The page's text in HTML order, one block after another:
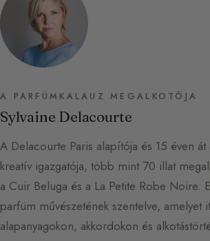
A PARFÜMKALAUZ MEGALKOTÓJA
Sylvaine Delacourte
A Delacourte Paris alapítója és 15 éven
kreatív igazgatója, több mint 70 illat
a Cuir Beluga és a La Petite Robe Noire.
parfüm művészetének szentelve, amelyet
alapanyagokon, akkordokon és